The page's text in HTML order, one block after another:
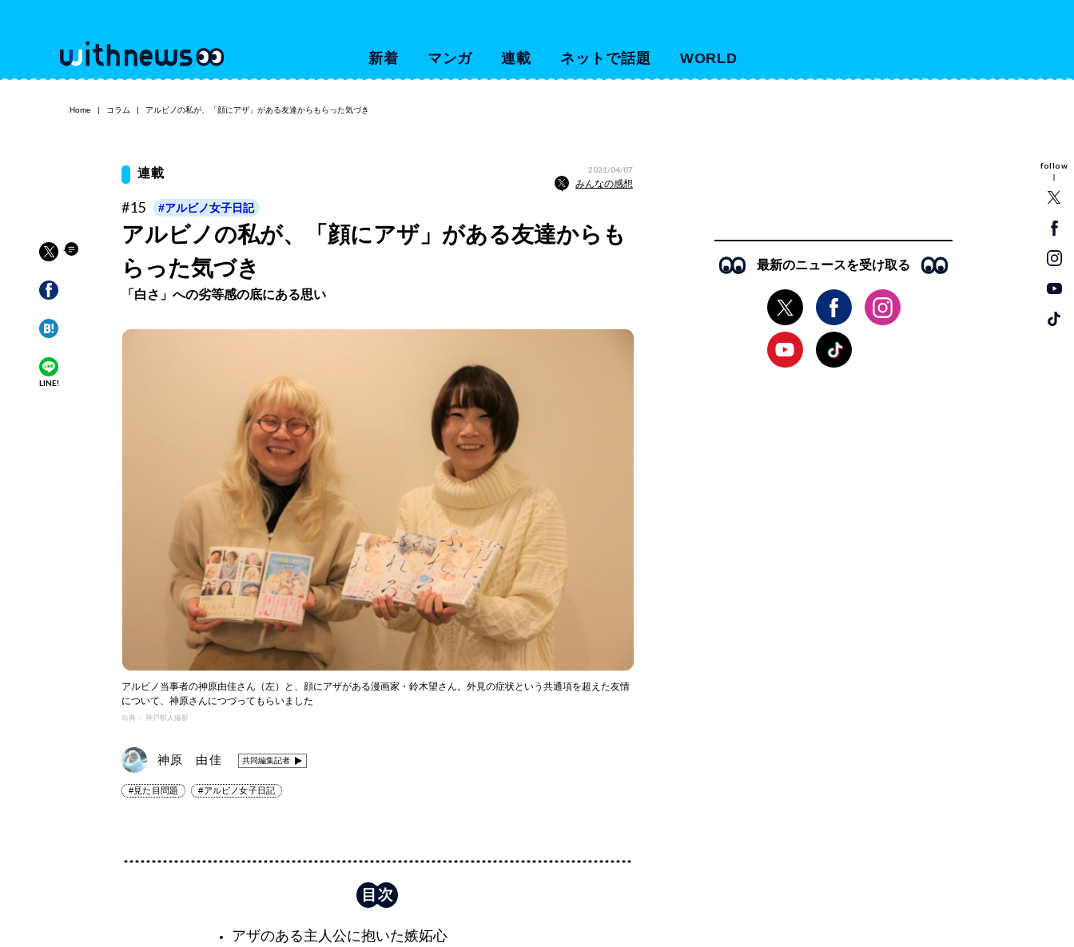
新着 マンガ 連載 ネットで話題 WORLD
follow
Home コラム アルビノの私が、「顔にアザ」がある友達からもらった気づき
LINE!
連載 2021/04/07
みんなの感想
#15 #アルビノ女子日記
アルビノの私が、「顔にアザ」がある友達からも
らった気づき
「白さ」への劣等感の底にある思い
アルビノ当事者の神原由佳さん（左）と、顔にアザがある漫画家・鈴木望さん。外見の症状という共通項を超えた友情
について、神原さんにつづってもらいました
出典： 神戸郁人撮影
神原 由佳 共同編集記者
#見た目問題 #アルビノ女子日記
アザのある主人公に抱いた嫉妬心
最新のニュースを受け取る